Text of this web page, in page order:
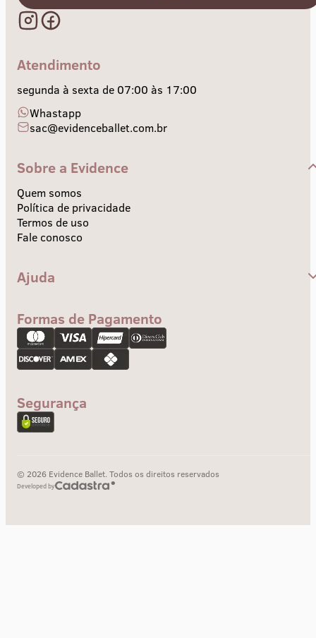
Atendimento
segunda à sexta de 07:00 às 17:00
Whastapp
sac@evidenceballet.com.br
Sobre a Evidence
Quem somos
Política de privacidade
Termos de uso
Fale conosco
Ajuda
Troca e devolução
Pagamento
Formas de Pagamento
Segurança
© 2026 Evidence Ballet. Todos os direitos reservados
Developed by